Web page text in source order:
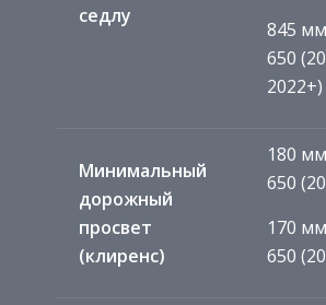
седлу
845
650
2022+)
Минимальный
дорожный
просвет
(клиренс)
180
650
170
650